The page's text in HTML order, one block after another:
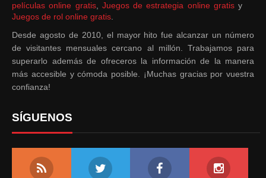
películas online gratis, Juegos de estrategia online gratisy
Juegos de rol online gratis
Desde agosto de 2010, el mayor hito fue alcanzar un número
de visitantes mensuales cercano al millón. Trabajamos para
superarlo además de ofreceros la información de la manera
más accesible y cómoda posible. ¡Muchas gracias por vuestra
confianza!
SÍGUENOS